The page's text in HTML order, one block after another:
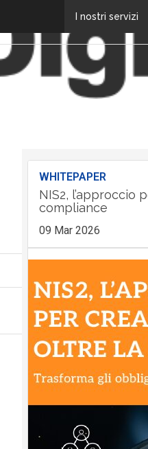
I nostri servizi
WHITEPAPER
NIS2, l’approccio
compliance
09 Mar 2026